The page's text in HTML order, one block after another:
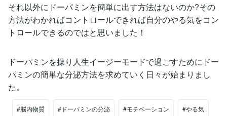
それ以外にドーパミンを簡単に出す方法はないのか?その
方法がわかればコントロールできれば自分のやる気をコン
トロールできるのではと思いました！
ドーパミンを操り人生イージーモードで過ごすためにドー
パミンの簡単な分泌方法を求めていく日々が始まりまし
た。
#脳内物質 #ドーパミンの分泌 #モチベーション #やる気